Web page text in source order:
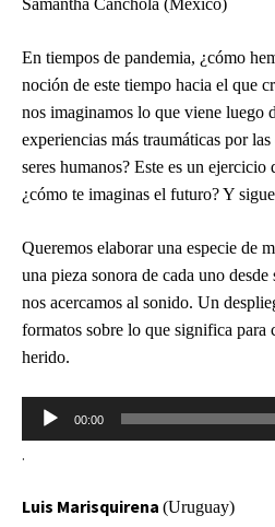
En tiempos de pandemia, ¿cómo
noción de este tiempo hacia el que
nos imaginamos lo que viene luego
experiencias más traumáticas por
seres humanos? Este es un
¿cómo te imaginas el futuro? Y
Queremos elaborar una especie de
una pieza sonora de cada uno
nos acercamos al sonido. Un
formatos sobre lo que significa
herido.
Reproductor
audio
00:00
.
Luis Marisquirena (Uruguay)